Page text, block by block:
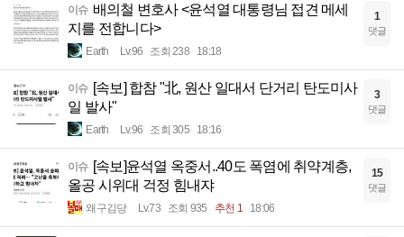
이슈 배의철 변호사 <윤석열 대통령님 접견 메세
지를 전합니다>
Earth Lv.96 조회 238 18:18
1
댓글
이슈 [속보] 합참 "北, 원산 일대서 단거리 탄도미사
일 발사"
Earth Lv.96 조회 305 18:16
3
댓글
이슈 [속보]윤석열 옥중서..40도 폭염에 취약계층,
올공 시위대 걱정 힘내쟈
왜구김당 Lv.73 조회 935 추천 1 18:06
15
댓글